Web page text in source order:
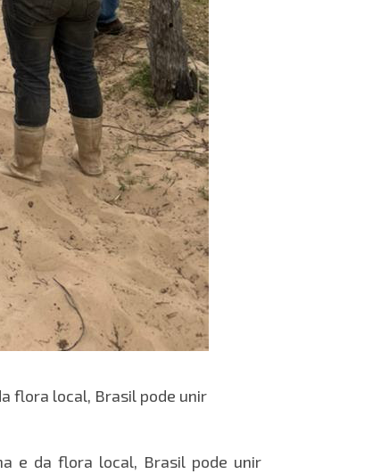
flora local, Brasil pode unir
e da flora local, Brasil pode unir